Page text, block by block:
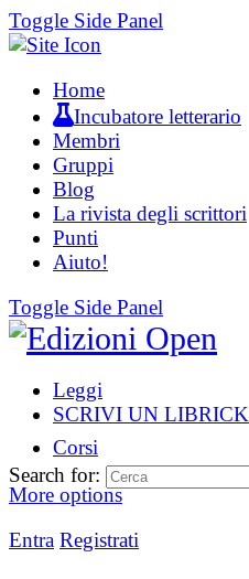
Toggle Side Panel
Home
Incubatore letterario
Membri
Gruppi
Blog
La rivista degli scrittori
Punti
Aiuto!
Toggle Side Panel
Leggi
SCRIVI UN LIBRICK
Corsi
More options
Entra Registrati
Search for: